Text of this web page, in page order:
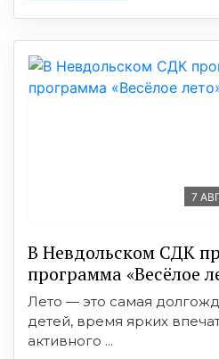
7
В Невдольском СДК
программа «Весёлое
Лето — это самая
детей, время ярких
активного ...